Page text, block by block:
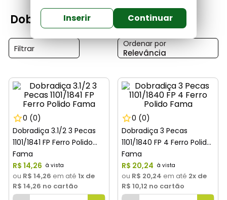
Inserir Continuar
Dobradicas
Ordenar por
Relevância
Filtrar
0 (0)
Dobradiça 3.1/2 3 Pecas
1101/1841 FP Ferro Polido
Fama
R$ 14,26
ou R$ 14,26 em até 1x de
R$ 14,26 no cartão
0 (0)
Dobradiça 3 Pecas
1101/1840 FP 4 Ferro Polido
Fama
R$ 20,24
ou R$ 20,24 em até 2x de
R$ 10,12 no cartão
revestimento
argamassa
6º
telha
8º
cimento
º
torneira
10º vaso sanitário